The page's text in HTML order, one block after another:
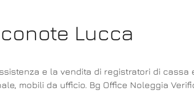
Lucca
e la vendita di registratori di
mobili da ufficio. Bg Office Noleggia